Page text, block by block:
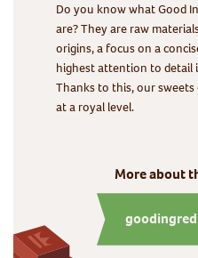
Do you know what Good
are? They are raw
origins, a focus on a
highest attention to detail
Thanks to this, our
at a royal level.
More about